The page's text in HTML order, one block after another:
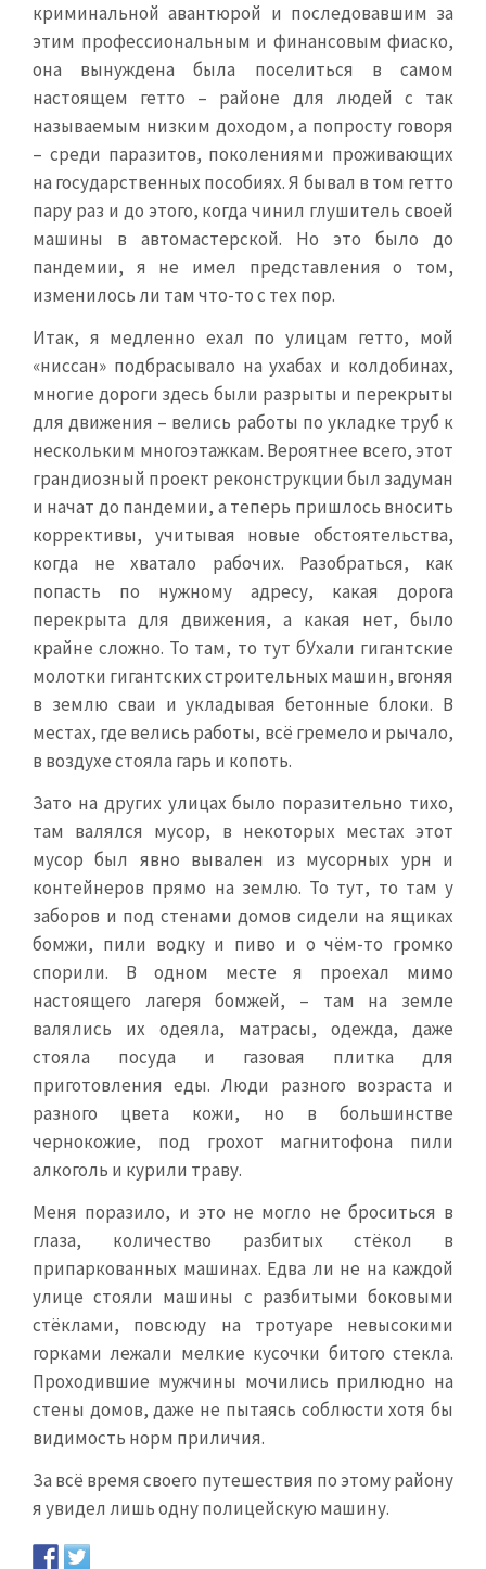
криминальной авантюрой и последовавшим за
этим профессиональным и финансовым фиаско,
она вынуждена была поселиться в самом
настоящем гетто – районе для людей с так
называемым низким доходом, а попросту говоря
– среди паразитов, поколениями проживающих
на государственных пособиях. Я бывал в том гетто
пару раз и до этого, когда чинил глушитель своей
машины в автомастерской. Но это было до
пандемии, я не имел представления о том,
изменилось ли там что-то с тех пор.
Итак, я медленно ехал по улицам гетто, мой
«ниссан» подбрасывало на ухабах и колдобинах,
многие дороги здесь были разрыты и перекрыты
для движения – велись работы по укладке труб к
нескольким многоэтажкам. Вероятнее всего, этот
грандиозный проект реконструкции был задуман
и начат до пандемии, а теперь пришлось вносить
коррективы, учитывая новые обстоятельства,
когда не хватало рабочих. Разобраться, как
попасть по нужному адресу, какая дорога
перекрыта для движения, а какая нет, было
крайне сложно. То там, то тут бУхали гигантские
молотки гигантских строительных машин, вгоняя
в землю сваи и укладывая бетонные блоки. В
местах, где велись работы, всё гремело и рычало,
в воздухе стояла гарь и копоть.
Зато на других улицах было поразительно тихо,
там валялся мусор, в некоторых местах этот
мусор был явно вывален из мусорных урн и
контейнеров прямо на землю. То тут, то там у
заборов и под стенами домов сидели на ящиках
бомжи, пили водку и пиво и о чём-то громко
спорили. В одном месте я проехал мимо
настоящего лагеря бомжей, – там на земле
валялись их одеяла, матрасы, одежда, даже
стояла посуда и газовая плитка для
приготовления еды. Люди разного возраста и
разного цвета кожи, но в большинстве
чернокожие, под грохот магнитофона пили
алкоголь и курили траву.
Меня поразило, и это не могло не броситься в
глаза, количество разбитых стёкол в
припаркованных машинах. Едва ли не на каждой
улице стояли машины с разбитыми боковыми
стёклами, повсюду на тротуаре невысокими
горками лежали мелкие кусочки битого стекла.
Проходившие мужчины мочились прилюдно на
стены домов, даже не пытаясь соблюсти хотя бы
видимость норм приличия.
За всё время своего путешествия по этому району
я увидел лишь одну полицейскую машину.